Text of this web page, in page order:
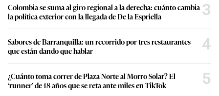
Colombia se suma al giro regional a la derecha: cuánto cambia
la política exterior con la llegada de De la Espriella
3
Sabores de Barranquilla: un recorrido por tres restaurantes
que están dando que hablar
4
¿Cuánto toma correr de Plaza Norte al Morro Solar? El
‘runner’ de 18 años que se reta ante miles en TikTok
5